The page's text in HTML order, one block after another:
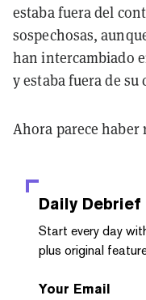
estaba fuera del
sospechosas,
han intercambiado
y estaba fuera de su
Ahora parece haber
Daily Debrief
Start every day
plus original
Your Email